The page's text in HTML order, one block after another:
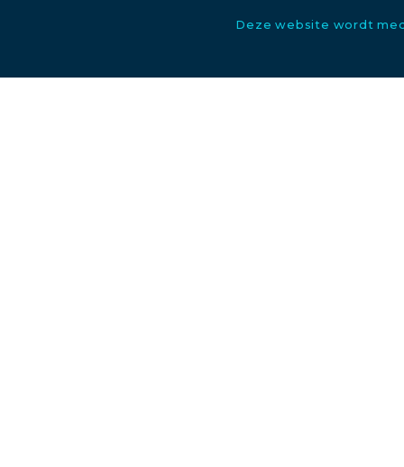
Deze website wordt